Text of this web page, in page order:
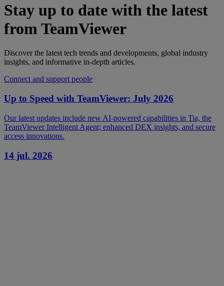
Stay up to date with the latest
from TeamViewer
Discover the latest tech trends and developments, global industry
insights, and informative in-depth articles.
Connect and support people
Up to Speed with TeamViewer: July 2026
Our latest updates include new AI-powered capabilities in Tia, the
TeamViewer Intelligent Agent; enhanced DEX insights, and secure
access innovations.
14 jul. 2026